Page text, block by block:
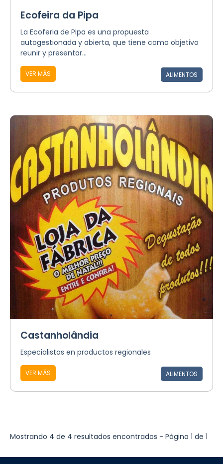
Ecofeira da Pipa
La Ecoferia de Pipa es una propuesta
autogestionada y abierta, que tiene como objetivo
reunir y presentar...
VER MÁS ALIMENTOS
Castanholândia
Especialistas en productos regionales
VER MÁS ALIMENTOS
Mostrando 4 de 4 resultados encontrados - Página 1 de 1